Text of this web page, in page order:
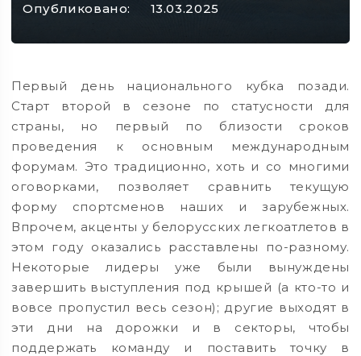
Опубликовано: 13.03.2025
Первый день национального кубка позади.
Старт второй в сезоне по статусности для
страны, но первый по близости сроков
проведения к основным международным
форумам. Это традиционно, хоть и со многими
оговорками, позволяет сравнить текущую
форму спортсменов наших и зарубежных.
Впрочем, акценты у белорусских легкоатлетов в
этом году оказались расставлены по-разному.
Некоторые лидеры уже были вынуждены
завершить выступления под крышей (а кто-то и
вовсе пропустил весь сезон); другие выходят в
эти дни на дорожки и в секторы, чтобы
поддержать команду и поставить точку в